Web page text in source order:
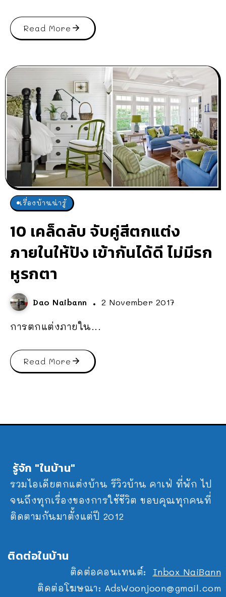
Read More
เรื่องบ้านน่ารู้
10 เคล็ดลับ จับคู่สีตกแต่ง
ภายในให้ปัง เข้ากันได้ดี ไม่มีรก
หูรกตา
Dao Naibann 2 November 2017
การตกแต่งภายใน...
Read More
รู้จัก "ในบ้าน"
รวมไอเดียตกแต่งบ้าน รีวิวบ้าน คาเฟ่ ที่พัก ไป
จนถึงทุกเรื่องของการใช้ชีวิต ขอบคุณทุกคนที่
ติดตามกันมาตั้งแต่ปี 2012
ติดต่อในบ้าน
ติดต่อคอนเทนต์: Inbox NaiBann
ติดต่อโฆษณา: AdsWoonjoon@gmail.com